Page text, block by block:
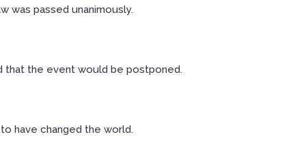
was passed unanimously.
that the event would be postponed.
have changed the world.